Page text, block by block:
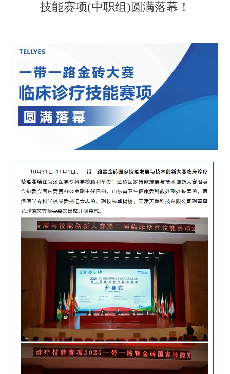
技能赛项(中职组)圆满落幕！